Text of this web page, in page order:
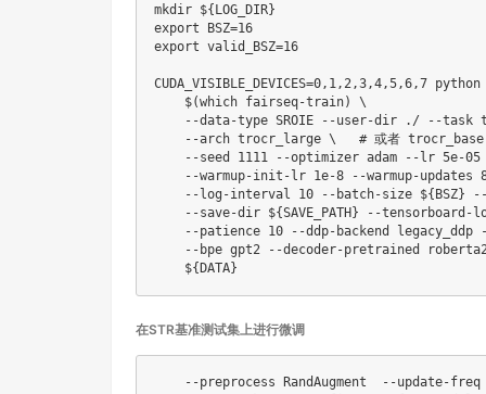
mkdir ${LOG_DIR}
export
BSZ=16
export valid_BSZ=16
CUDA_VISIBLE_DEVICES=0,1,2,3,4,5,6,7 python
$(which fairseq-train)
\
--data-type SROIE --user-dir ./ --task
    --arch trocr_large
\
# 或者 trocr_base
    --seed
1111 --optimizer adam --lr 5e-
    --warmup-init-lr 1e-8 --warmup-updates
    --log-interval
10 --batch-size ${BSZ}
    --save-dir
${SAVE_PATH} --tensorboard-
    --patience
10 --ddp-backend legacy_ddp
--bpe gpt2 --decoder-pretrained
${DATA}
在STR基准测试集上进行微调
    --preprocess RandAugment  --update-freq